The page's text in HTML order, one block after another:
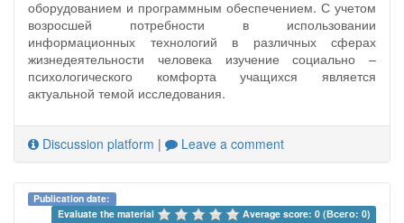
оборудованием и программным обеспечением. С учетом
возросшей потребности в использовании
информационных технологий в различных сферах
жизнедеятельности человека изучение социально –
психологического комфорта учащихся является
актуальной темой исследования.
Discussion platform | Leave a comment
Publication date:
Evaluate the material
Average score: 0 (Всего: 0)